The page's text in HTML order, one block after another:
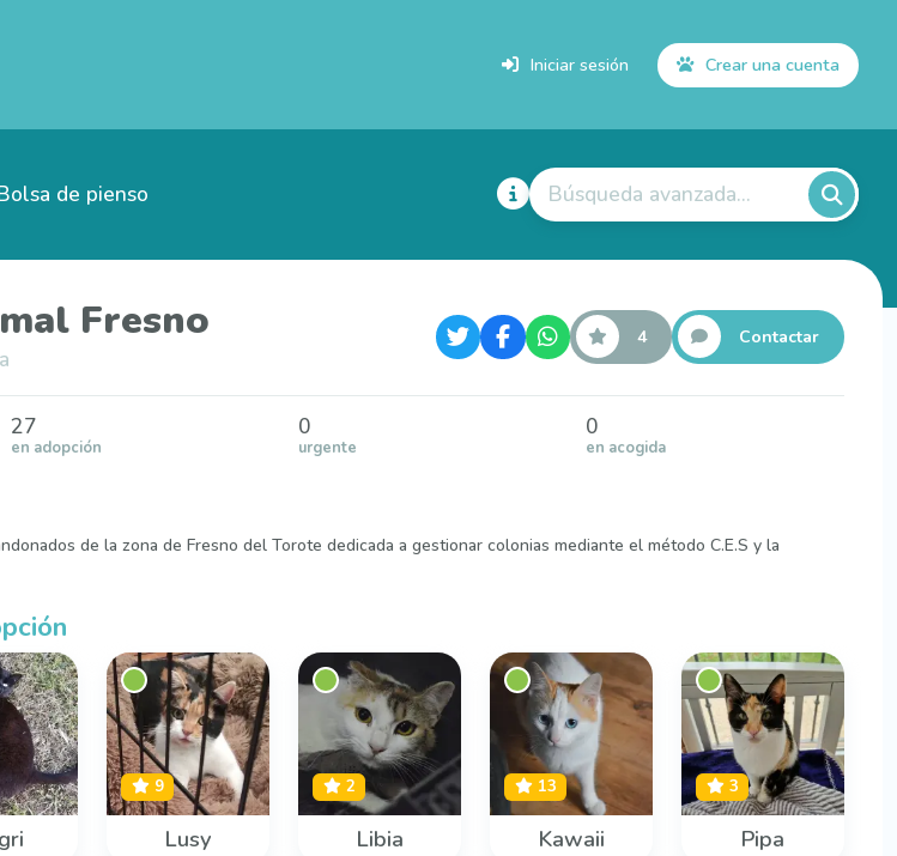
Iniciar sesión Crear una cuenta
de pienso Búsqueda avanzada...
Fresno 4 Contactar
27
en adopción
0
urgente
0
en acogida
de la zona de Fresno del Torote dedicada a gestionar colonias mediante el método C.E.S y la
9
Lusy
2
Libia
13
Kawaii
3
Pipa